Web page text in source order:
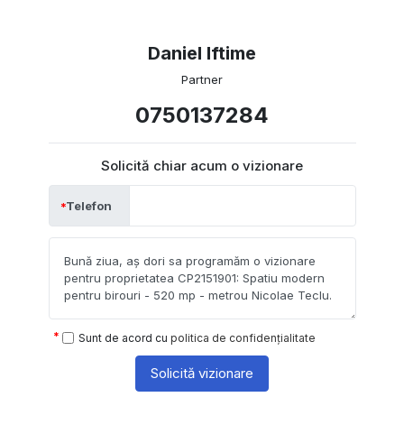
Daniel Iftime
Partner
0750137284
Solicită chiar acum o vizionare
Telefon
Sunt de acord cu politica de confidențialitate
Solicită vizionare